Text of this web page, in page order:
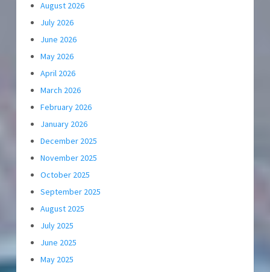
August 2026
July 2026
June 2026
May 2026
April 2026
March 2026
February 2026
January 2026
December 2025
November 2025
October 2025
September 2025
August 2025
July 2025
June 2025
May 2025